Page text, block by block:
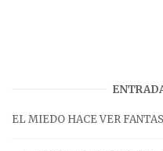
EL MIEDO HACE VER